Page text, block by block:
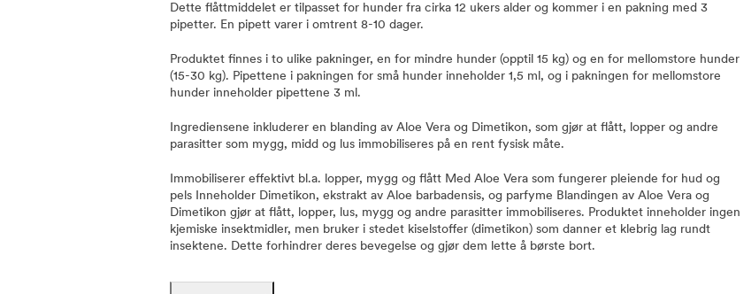
Dette flåttmiddelet er tilpasset for hunder fra cirka 12 ukers alder og kommer i en pakning med 3
pipetter. En pipett varer i omtrent 8-10 dager.
Produktet finnes i to ulike pakninger, en for mindre hunder (opptil 15 kg) og en for mellomstore hunder
(15-30 kg). Pipettene i pakningen for små hunder inneholder 1,5 ml, og i pakningen for mellomstore
hunder inneholder pipettene 3 ml.
Ingrediensene inkluderer en blanding av Aloe Vera og Dimetikon, som gjør at flått, lopper og andre
parasitter som mygg, midd og lus immobiliseres på en rent fysisk måte.
Immobiliserer effektivt bl.a. lopper, mygg og flått Med Aloe Vera som fungerer pleiende for hud og
pels Inneholder Dimetikon, ekstrakt av Aloe barbadensis, og parfyme Blandingen av Aloe Vera og
Dimetikon gjør at flått, lopper, lus, mygg og andre parasitter immobiliseres. Produktet inneholder ingen
kjemiske insektmidler, men bruker i stedet kiselstoffer (dimetikon) som danner et klebrig lag rundt
insektene. Dette forhindrer deres bevegelse og gjør dem lette å børste bort.